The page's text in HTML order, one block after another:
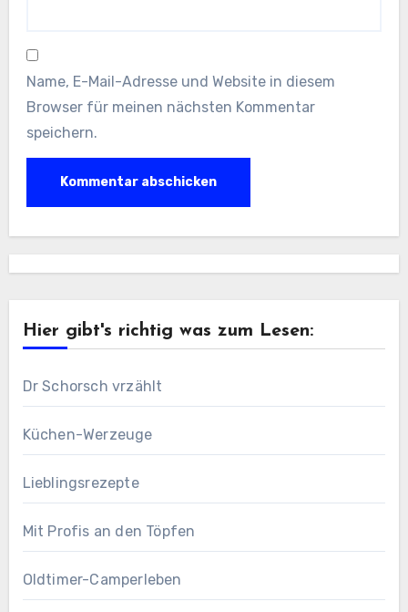
Name, E-Mail-Adresse und Website in diesem
Browser für meinen nächsten Kommentar
speichern.
Hier gibt's richtig was zum Lesen:
Dr Schorsch vrzählt
Küchen-Werzeuge
Lieblingsrezepte
Mit Profis an den Töpfen
Oldtimer-Camperleben